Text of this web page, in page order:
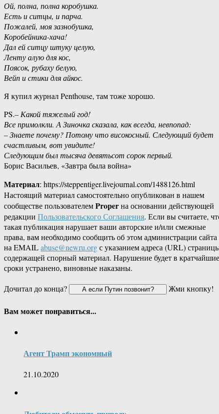
Ой, полна, полна коробушка.
Есть и ситцы, и парча.
Пожалей, моя зазнобушка,
Коробейника-хача!
Дал ей ситцу штуку целую,
Ленту алую для кос,
Поясок, рубаху белую,
Вейп и стики для айкос.
Я купил журнал Penthouse, там тоже хорошо.
PS.– Какой тяжелый год!
Все примолкли. А Зиночка сказала, как всегда, невпопад:
– Знаете почему? Потому что високосный. Следующий будет
счастливым, вот увидите!
Следующим был тысяча девятьсот сорок первый.
Борис Васильев, «Завтра была война»
Материал: https://steppentiger.livejournal.com/1488126.html
Настоящий материал самостоятельно опубликован в нашем
сообществе пользователемProperна основании действующей
редакции Пользовательского Соглашения. Если вы считаете,
такая публикация нарушает ваши авторские и/или смежные
права, вам необходимо сообщить об этом администрации сайта
на EMAILabuse@newru.orgс указанием адреса (URL)
содержащей спорный материал. Нарушение будет в кратчайшие
сроки устранено, виновные наказаны.
Дочитал до конца?
Жми кнопку!
Вам может понравиться...
Агент Трамп экономный
21.10.2020